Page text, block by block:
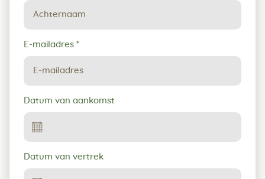
E-mailadres *
Datum van aankomst
Datum van vertrek